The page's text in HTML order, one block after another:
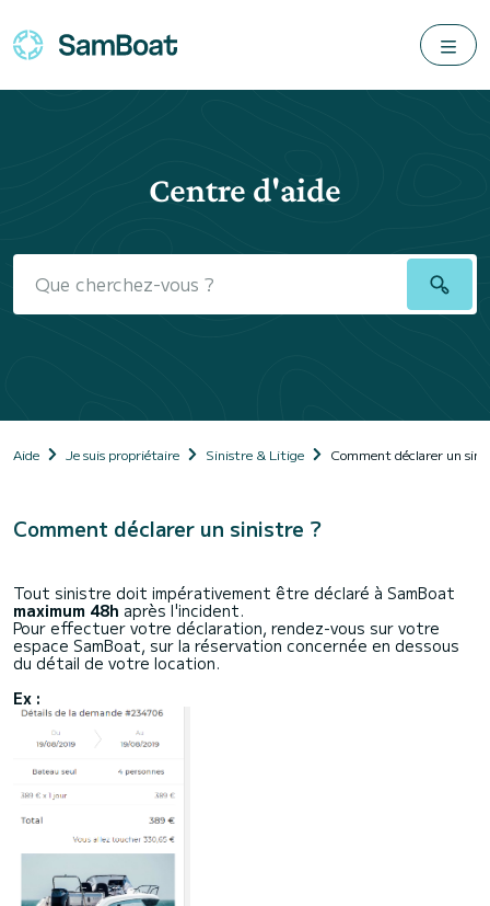
Centre d'aide
Aide Je suis propriétaire Sinistre & Litige Comment déclarer un
Comment déclarer un sinistre ?
Tout sinistre doit impérativement être déclaré à SamBoat
maximum 48h après l'incident.
Pour effectuer votre déclaration, rendez-vous sur votre
espace SamBoat, sur la réservation concernée en dessous
du détail de votre location.
Ex :